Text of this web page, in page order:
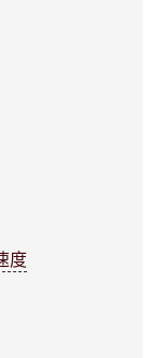
度